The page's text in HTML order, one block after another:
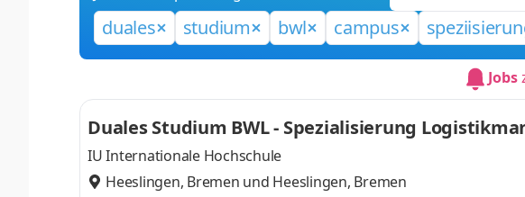
duales studium bwl campus
Jobs
Duales Studium BWL - Spezialisierung
IU Internationale Hochschule
Heeslingen, Bremen und Heeslingen, Bremen